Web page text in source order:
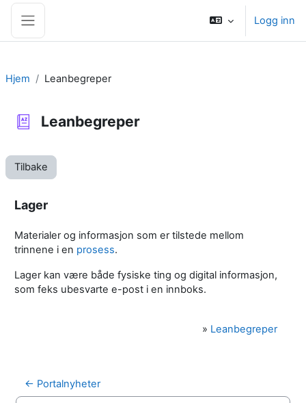
Gå til hovedinnhold
Sidepanel
Logg inn
Hjem Leanbegreper
Leanbegreper
Tilbake
Lager
Materialer og informasjon som er tilstede mellom
trinnene i en prosess.
Lager kan være både fysiske ting og digital informasjon,
som feks ubesvarte e-post i en innboks.
» Leanbegreper
← Portalnyheter